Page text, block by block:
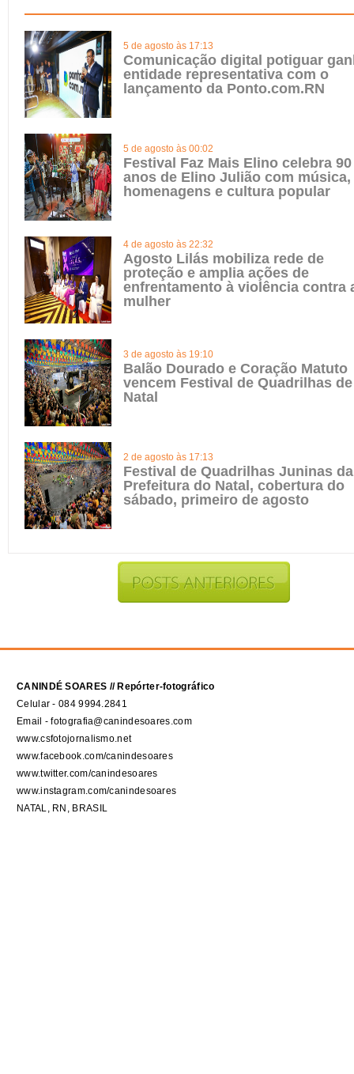
5 de agosto às 17:13
Comunicação digital potiguar
entidade representativa com o
lançamento da Ponto.com.RN
5 de agosto às 00:02
Festival Faz Mais Elino celebra 90
anos de Elino Julião com música,
homenagens e cultura popular
4 de agosto às 22:32
Agosto Lilás mobiliza rede de
proteção e amplia ações de
enfrentamento à violência contra
mulher
3 de agosto às 19:10
Balão Dourado e Coração Matuto
vencem Festival de Quadrilhas de
Natal
2 de agosto às 17:13
Festival de Quadrilhas Juninas da
Prefeitura do Natal, cobertura do
sábado, primeiro de agosto
CANINDÉ SOARES // Repórter-fotográfico
Celular - 084 9994.2841
Email - fotografia@canindesoares.com
www.csfotojornalismo.net
www.facebook.com/canindesoares
www.twitter.com/canindesoares
www.instagram.com/canindesoares
NATAL, RN, BRASIL